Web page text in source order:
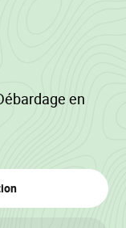
en